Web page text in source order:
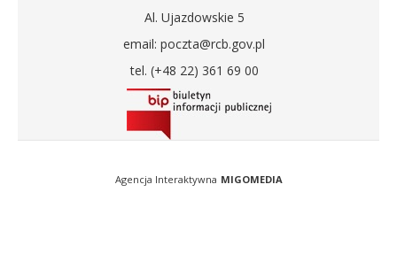
Al. Ujazdowskie 5
email: poczta@rcb.gov.pl
tel. (+48 22) 361 69 00
Agencja Interaktywna MIGOMEDIA